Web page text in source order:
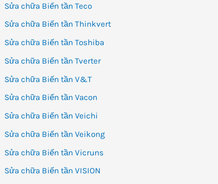
Sửa chữa Biến tần Teco
Sửa chữa Biến tần Thinkvert
Sửa chữa Biến tần Toshiba
Sửa chữa Biến tần Tverter
Sửa chữa Biến tần V&T
Sửa chữa Biến tần Vacon
Sửa chữa Biến tần Veichi
Sửa chữa Biến tần Veikong
Sửa chữa Biến tần Vicruns
Sửa chữa Biến tần VISION